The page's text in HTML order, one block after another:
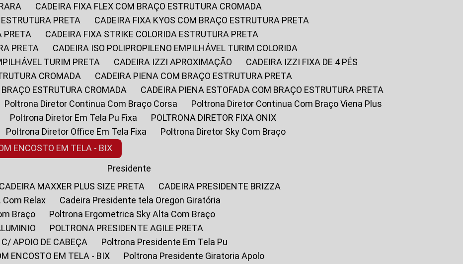
CADEIRA FIXA FLEX COM BRAÇO ESTRUTURA CROMADA
ESTRUTURA PRETA
CADEIRA FIXA KYOS COM BRAÇO ESTRUTURA PRETA
PRETA
CADEIRA FIXA STRIKE COLORIDA ESTRUTURA PRETA
PRETA
CADEIRA ISO POLIPROPILENO EMPILHÁVEL TURIM COLORIDA
TURIM PRETA
CADEIRA IZZI APROXIMAÇÃO
CADEIRA IZZI FIXA DE 4 PÉS
CROMADA
CADEIRA PIENA COM BRAÇO ESTRUTURA PRETA
ESTRUTURA CROMADA
CADEIRA PIENA ESTOFADA COM BRAÇO ESTRUTURA PRETA
Poltrona Diretor Continua Com Braço Corsa
Poltrona Diretor Continua Com Braço Viena Plus
Poltrona Diretor Em Tela Pu Fixa
POLTRONA DIRETOR FIXA ONIX
Poltrona Diretor Office Em Tela Fixa
Poltrona Diretor Sky Com Braço
ENCOSTO EM TELA - BIX
Presidente
CADEIRA MAXXER PLUS SIZE PRETA
CADEIRA PRESIDENTE BRIZZA
Com Relax
Cadeira Presidente tela Oregon Giratória
Braço
Poltrona Ergometrica Sky Alta Com Braço
POLTRONA PRESIDENTE AGILE PRETA
C/ APOIO DE CABEÇA
Poltrona Presidente Em Tela Pu
ENCOSTO EM TELA - BIX
Poltrona Presidente Giratoria Apolo